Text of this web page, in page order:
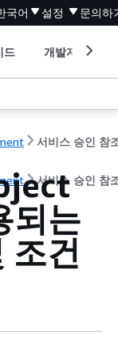
국어 설정 문의하
드 개발자 도구
서비스 승인 참
서비스 승인 참
되는
조건